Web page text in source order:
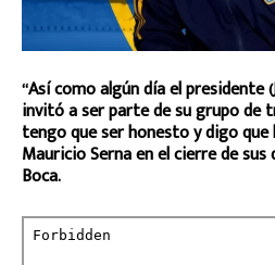
“Así como algún día el presidente
invitó a ser parte de su grupo de
tengo que ser honesto y digo
Mauricio Serna en el cierre de
Boca.